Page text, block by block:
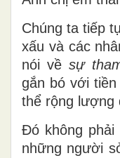
Chúng ta tiếp
xấu và các
nói về sự
gắn bó với
thể rộng lượng
Đó không phải
những người